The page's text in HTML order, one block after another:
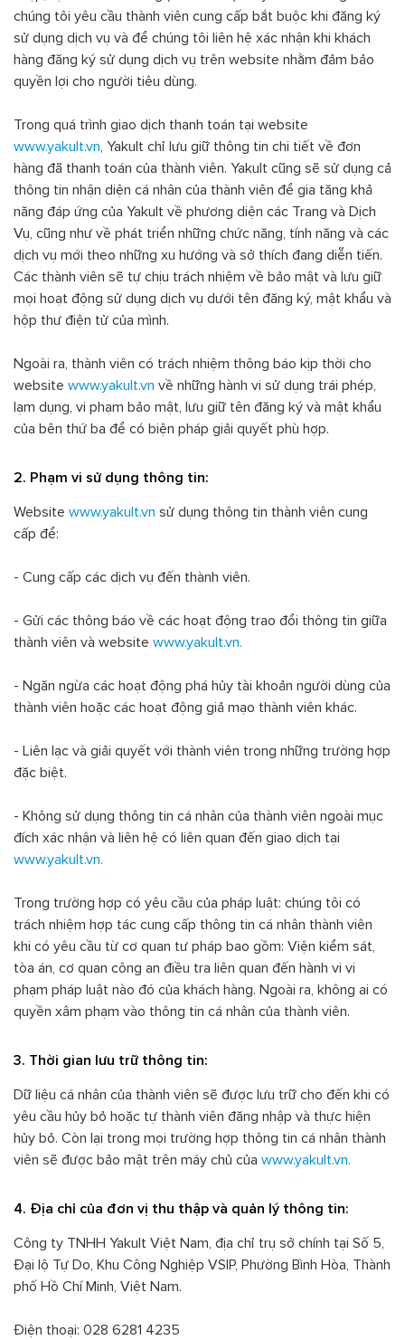
chúng tôi yêu cầu thành viên cung cấp bắt buộc khi đăng ký
sử dụng dịch vụ và để chúng tôi liên hệ xác nhận khi khách
hàng đăng ký sử dụng dịch vụ trên website nhằm đảm bảo
quyền lợi cho người tiêu dùng.
Trong quá trình giao dịch thanh toán tại website
www.yakult.vn, Yakult chỉ lưu giữ thông tin chi tiết về đơn
hàng đã thanh toán của thành viên. Yakult cũng sẽ sử dụng cả
thông tin nhận diện cá nhân của thành viên để gia tăng khả
năng đáp ứng của Yakult về phương diện các Trang và Dịch
Vụ, cũng như về phát triển những chức năng, tính năng và các
dịch vụ mới theo những xu hướng và sở thích đang diễn tiến.
Các thành viên sẽ tự chịu trách nhiệm về bảo mật và lưu giữ
mọi hoạt động sử dụng dịch vụ dưới tên đăng ký, mật khẩu và
hộp thư điện tử của mình.
Ngoài ra, thành viên có trách nhiệm thông báo kịp thời cho
website www.yakult.vn về những hành vi sử dụng trái phép,
lạm dụng, vi phạm bảo mật, lưu giữ tên đăng ký và mật khẩu
của bên thứ ba để có biện pháp giải quyết phù hợp.
2. Phạm vi sử dụng thông tin:
Website www.yakult.vn sử dụng thông tin thành viên cung
cấp để:
- Cung cấp các dịch vụ đến thành viên.
- Gửi các thông báo về các hoạt động trao đổi thông tin giữa
thành viên và website www.yakult.vn.
- Ngăn ngừa các hoạt động phá hủy tài khoản người dùng của
thành viên hoặc các hoạt động giả mạo thành viên khác.
- Liên lạc và giải quyết với thành viên trong những trường hợp
đặc biệt.
- Không sử dụng thông tin cá nhân của thành viên ngoài mục
đích xác nhận và liên hệ có liên quan đến giao dịch tại
www.yakult.vn.
Trong trường hợp có yêu cầu của pháp luật: chúng tôi có
trách nhiệm hợp tác cung cấp thông tin cá nhân thành viên
khi có yêu cầu từ cơ quan tư pháp bao gồm: Viện kiểm sát,
tòa án, cơ quan công an điều tra liên quan đến hành vi vi
phạm pháp luật nào đó của khách hàng. Ngoài ra, không ai có
quyền xâm phạm vào thông tin cá nhân của thành viên.
3. Thời gian lưu trữ thông tin:
Dữ liệu cá nhân của thành viên sẽ được lưu trữ cho đến khi có
yêu cầu hủy bỏ hoặc tự thành viên đăng nhập và thực hiện
hủy bỏ. Còn lại trong mọi trường hợp thông tin cá nhân thành
viên sẽ được bảo mật trên máy chủ của www.yakult.vn.
4. Địa chỉ của đơn vị thu thập và quản lý thông tin:
Công ty TNHH Yakult Việt Nam, địa chỉ trụ sở chính tại Số 5,
Đại lộ Tự Do, Khu Công Nghiệp VSIP, Phường Bình Hòa, Thành
phố Hồ Chí Minh, Việt Nam.
Điện thoại: 028 6281 4235